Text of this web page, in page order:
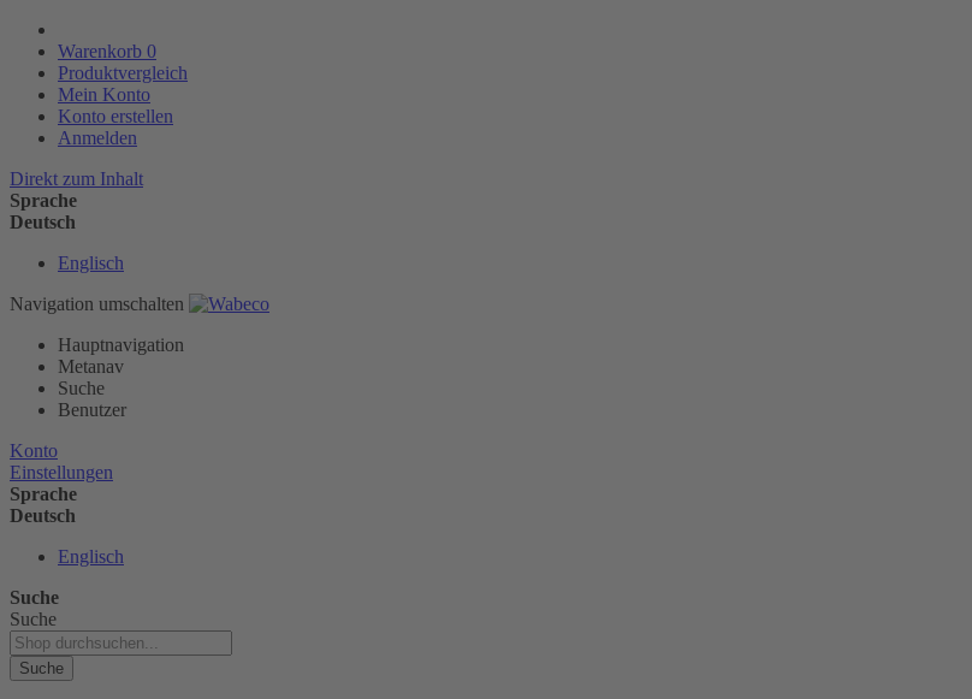
Warenkorb 0
Produktvergleich
Mein Konto
Konto erstellen
Anmelden
Direkt zum Inhalt
Sprache
Deutsch
Englisch
Navigation umschalten
Hauptnavigation
Metanav
Suche
Benutzer
Konto
Einstellungen
Sprache
Deutsch
Englisch
Suche
Suche
Suche